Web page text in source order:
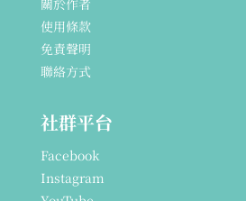
關於作者
使用條款
免責聲明
聯絡方式
社群平台
Facebook
Instagram